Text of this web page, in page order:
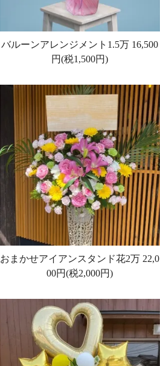
バルーンアレンジメント1.5万16,500
円(税1,500円)
おまかせアイアンスタンド花2万 22,0
00円(税2,000円)